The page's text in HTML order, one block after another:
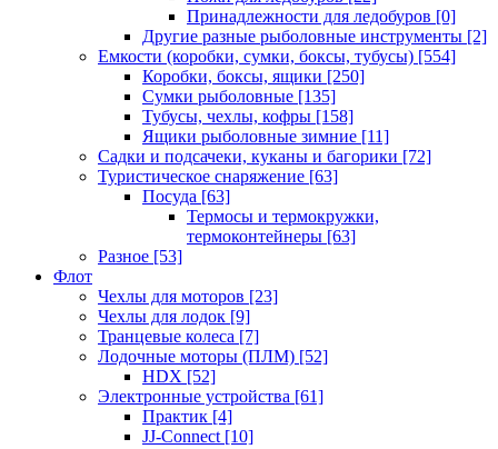
Принадлежности для ледобуров [0]
Другие разные рыболовные инструменты [2]
Емкости (коробки, сумки, боксы, тубусы) [554]
Коробки, боксы, ящики [250]
Сумки рыболовные [135]
Тубусы, чехлы, кофры [158]
Ящики рыболовные зимние [11]
Садки и подсачеки, куканы и багорики [72]
Туристическое снаряжение [63]
Посуда [63]
Термосы и термокружки,
термоконтейнеры [63]
Разное [53]
Флот
Чехлы для моторов [23]
Чехлы для лодок [9]
Транцевые колеса [7]
Лодочные моторы (ПЛМ) [52]
HDX [52]
Электронные устройства [61]
Практик [4]
JJ-Connect [10]